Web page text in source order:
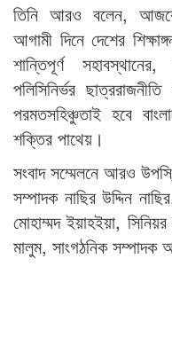
তিনি আরও বলেন,
আগামী দিনে দেশের
শান্তিপূর্ণ
পলিসিনির্ভর
পরমতসহিঞ্চুতাই হবে
শক্তির পাথেয়।
সংবাদ সম্মেলনে আরও
সম্পাদক নাছির উদ্দিন
মোহাম্মদ ইয়াহইয়া,
মালুম, সাংগঠনিক